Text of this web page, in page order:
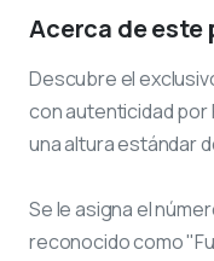
Acerca de este
Descubre el
con autenticidad por
una altura estándar
Se le asigna el
reconocido como